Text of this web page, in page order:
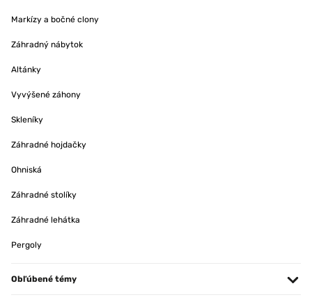
Markízy a bočné clony
Záhradný nábytok
Altánky
Vyvýšené záhony
Skleníky
Záhradné hojdačky
Ohniská
Záhradné stolíky
Záhradné lehátka
Pergoly
Obľúbené témy